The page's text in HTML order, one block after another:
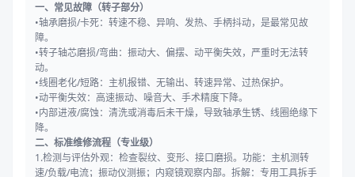
一、常见故障（转子部分）
•轴承磨损/卡死：转速不稳、异响、发热、手柄抖动，是最常见故
障。
•转子轴芯磨损/弯曲：振动大、偏摆、动平衡失效，严重时无法转
动。
•线圈老化/短路：主机报错、无输出、转速异常、过热保护。
•动平衡失效：高速振动、噪音大、手术精度下降。
•内部进液/腐蚀：清洗或消毒后未干燥，导致轴承生锈、线圈绝缘下
降。
二、标准维修流程（专业级）
1.检测与评估外观：检查裂纹、变形、接口磨损。功能：主机测转
速/负载/电流；振动仪测振；内窥镜观察内部。拆解：专用工具拆手